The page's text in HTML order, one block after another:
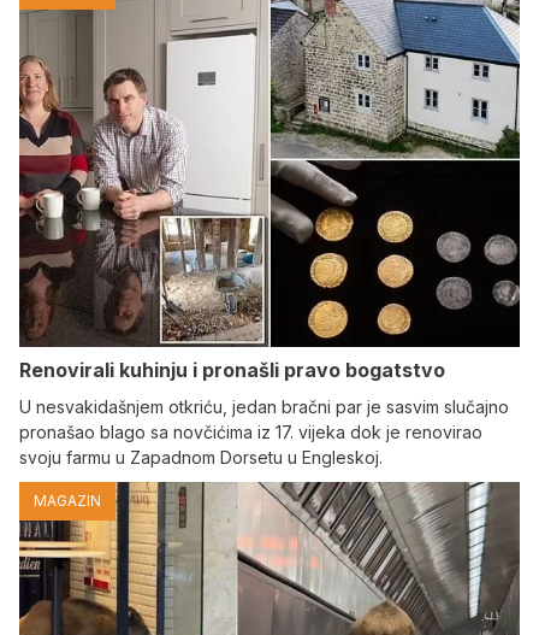
Renovirali kuhinju i pronašli pravo bogatstvo
U nesvakidašnjem otkriću, jedan bračni par je sasvim slučajno
pronašao blago sa novčićima iz 17. vijeka dok je renovirao
svoju farmu u Zapadnom Dorsetu u Engleskoj.
MAGAZIN